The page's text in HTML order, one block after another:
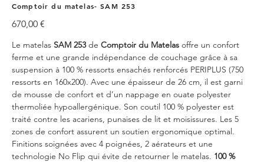
Comptoir du matelas- SAM 253
Prix
670,00 €
Le matelas SAM 253de Comptoir du Matelas offre un confort
ferme et une grande indépendance de couchage grâce à sa
suspension à 100 % ressorts ensachés renforcés PERIPLUS (750
ressorts en 160x200). Avec une épaisseur de 26 cm, il est garni
de mousse de confort et d’un nappage en ouate polyester
thermoliée hypoallergénique. Son coutil 100 % polyester est
traité contre les acariens, punaises de lit et moisissures. Les 5
zones de confort assurent un soutien ergonomique optimal.
Finitions soignées avec 4 poignées, 2 aérateurs et une
technologie No Flip qui évite de retourner le matelas. 100 %